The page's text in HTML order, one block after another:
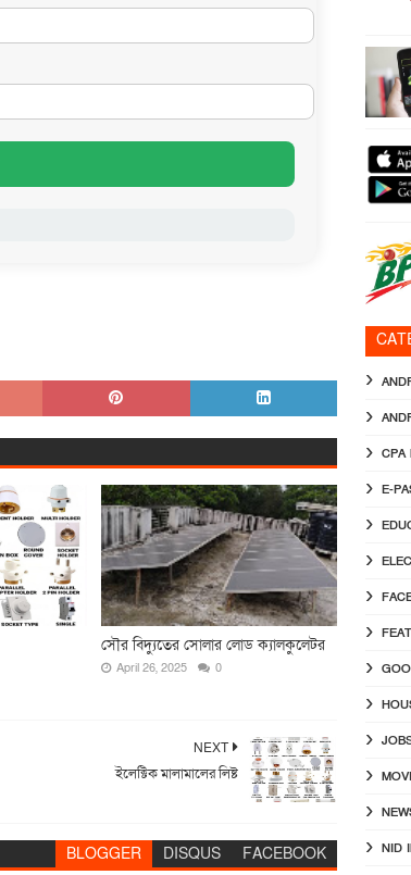
সৌর বিদ্যুতের সোলার লোড ক্যালকুলেটর
April 26, 2025 0
NEXT
ইলেক্টিক মালামালের লিষ্ট
BLOGGER DISQUS FACEBOOK
CPA
E-
NID